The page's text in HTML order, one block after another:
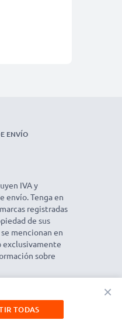
ENVÍO
IVA y
envío. Tenga en
registradas
de sus
mencionan en
exclusivamente
sobre
×
TODAS